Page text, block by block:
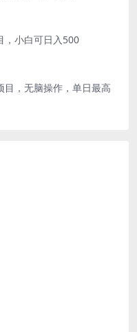
，小白可日入500
目，无脑操作，单日最高